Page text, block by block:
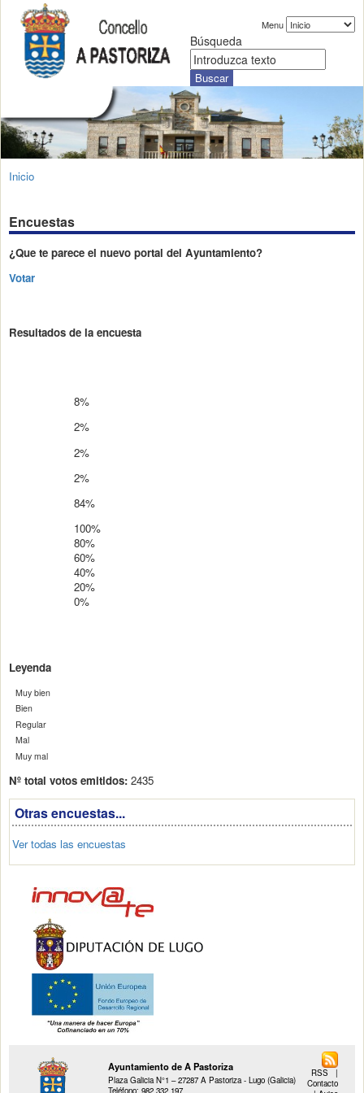
Menu
Búsqueda
Inicio
Encuestas
¿Que te parece el nuevo portal del Ayuntamiento?
Votar
Resultados de la encuesta
8%
2%
2%
2%
84%
100%
80%
60%
40%
20%
0%
Leyenda
Muy bien
Bien
Regular
Mal
Muy mal
Nº total votos emitidos: 2435
Otras encuestas...
Ver todas las encuestas
Ayuntamiento de A Pastoriza
Plaza Galicia N°1 – 27287 A Pastoriza - Lugo (Galicia)
Teléfono: 982 332 197
RSS
|
Contacto